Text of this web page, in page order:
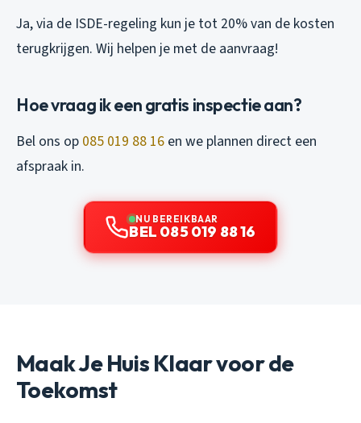
Ja, via de ISDE-regeling kun je tot 20% van de kosten
terugkrijgen. Wij helpen je met de aanvraag!
Hoe vraag ik een gratis inspectie aan?
Bel ons op 085 019 88 16 en we plannen direct een
afspraak in.
NU BEREIKBAAR
BEL 085 019 88 16
Maak Je Huis Klaar voor de
Toekomst